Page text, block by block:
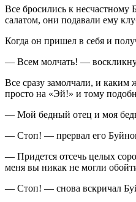
Все бросились к несчастному
салатом, они подавали ему
Когда он пришел в себя и
— Всем молчать! —
Все сразу замолчали, и
просто на «Эй!» и тому
— Мой бедный отец и моя
— Стоп! — прервал его
— Придется отсечь целых
меня вы никак не могли
— Стоп! — снова вскричал